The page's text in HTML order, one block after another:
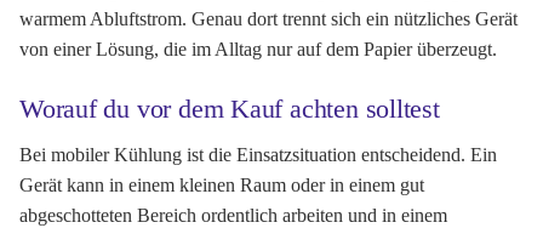
warmem Abluftstrom. Genau dort trennt sich ein nützliches Gerät
von einer Lösung, die im Alltag nur auf dem Papier überzeugt.
Worauf du vor dem Kauf achten solltest
Bei mobiler Kühlung ist die Einsatzsituation entscheidend. Ein
Gerät kann in einem kleinen Raum oder in einem gut
abgeschotteten Bereich ordentlich arbeiten und in einem